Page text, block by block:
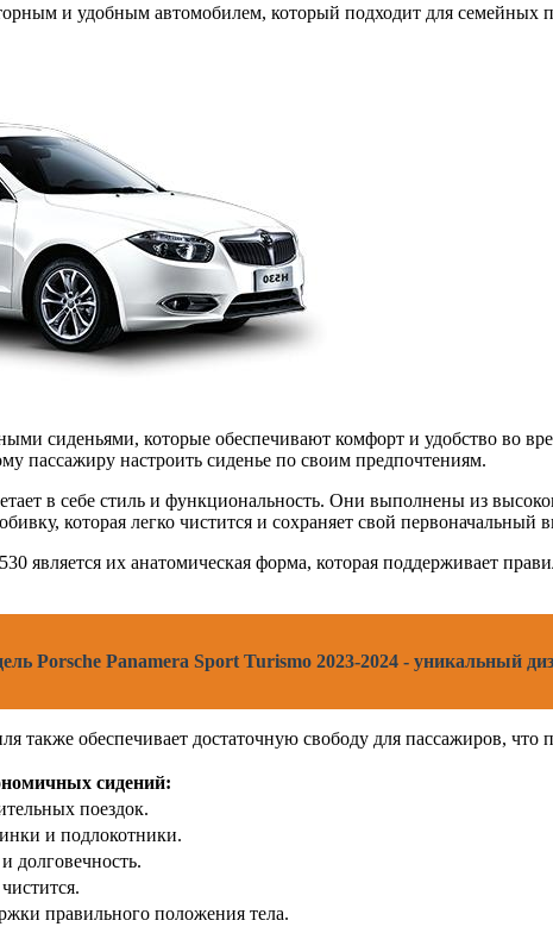
и удобным автомобилем, который подходит для семейных
сиденьями, которые обеспечивают комфорт и удобство во
пассажиру настроить сиденье по своим предпочтениям.
в себе стиль и функциональность. Они выполнены из
которая легко чистится и сохраняет свой первоначальный
является их анатомическая форма, которая поддерживает
Porsche Panamera Sport Turismo 2023-2024 - уникальный
также обеспечивает достаточную свободу для пассажиров,
сидений:
поездок.
и подлокотники.
долговечность.
правильного положения тела.